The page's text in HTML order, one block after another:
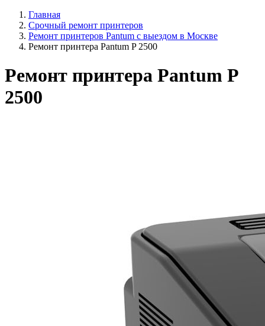
Главная
Срочный ремонт принтеров
Ремонт принтеров Pantum с выездом в Москве
Ремонт принтера Pantum P 2500
Ремонт принтера Pantum P
2500